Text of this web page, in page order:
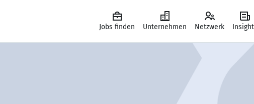
Jobs finden Unternehmen Netzwerk